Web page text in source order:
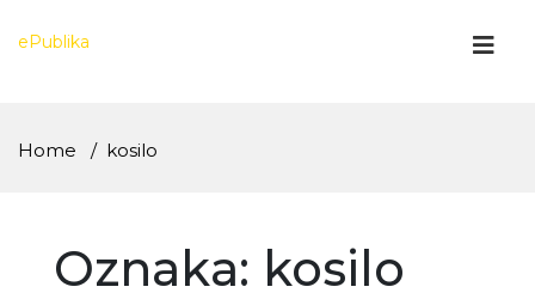
ePublika
Home kosilo
Oznaka: kosilo